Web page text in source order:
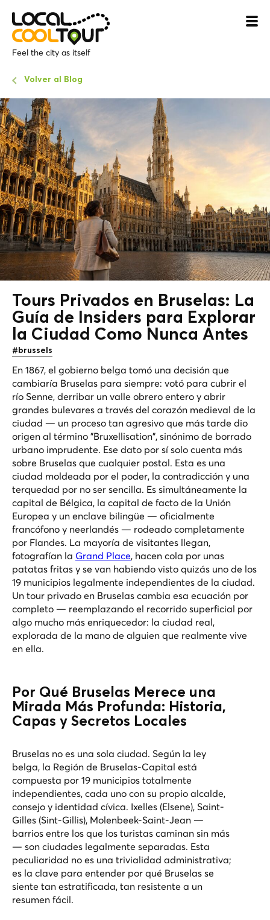
Feel the city as itself
Volver al Blog
Tours Privados en Bruselas: La
Guía de Insiders para Explorar
la Ciudad Como Nunca Antes
#brussels
En 1867, el gobierno belga tomó una decisión que
cambiaría Bruselas para siempre: votó para cubrir el
río Senne, derribar un valle obrero entero y abrir
grandes bulevares a través del corazón medieval de la
ciudad — un proceso tan agresivo que más tarde dio
origen al término "Bruxellisation", sinónimo de borrado
urbano imprudente. Ese dato por sí solo cuenta más
sobre Bruselas que cualquier postal. Esta es una
ciudad moldeada por el poder, la contradicción y una
terquedad por no ser sencilla. Es simultáneamente la
capital de Bélgica, la capital de facto de la Unión
Europea y un enclave bilingüe — oficialmente
francófono y neerlandés — rodeado completamente
por Flandes. La mayoría de visitantes llegan,
fotografían la Grand Place, hacen cola por unas
patatas fritas y se van habiendo visto quizás uno de los
19 municipios legalmente independientes de la ciudad.
Un tour privado en Bruselas cambia esa ecuación por
completo — reemplazando el recorrido superficial por
algo mucho más enriquecedor: la ciudad real,
explorada de la mano de alguien que realmente vive
en ella.
Por Qué Bruselas Merece una
Mirada Más Profunda: Historia,
Capas y Secretos Locales
Bruselas no es una sola ciudad. Según la ley
belga, la Región de Bruselas-Capital está
compuesta por 19 municipios totalmente
independientes, cada uno con su propio alcalde,
consejo y identidad cívica. Ixelles (Elsene), Saint-
Gilles (Sint-Gillis), Molenbeek-Saint-Jean —
barrios entre los que los turistas caminan sin más
— son ciudades legalmente separadas. Esta
peculiaridad no es una trivialidad administrativa;
es la clave para entender por qué Bruselas se
siente tan estratificada, tan resistente a un
resumen fácil.